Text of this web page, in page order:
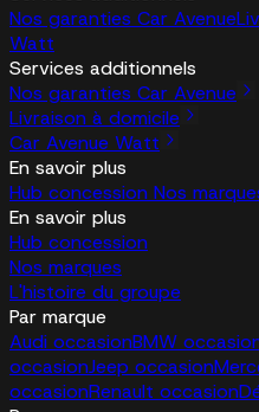
Nos garanties Car Avenue
Watt
Services additionnels
Nos garanties Car Avenue
Livraison à domicile
Car Avenue Watt
En savoir plus
Hub concession Nos
En savoir plus
Hub concession
Nos marques
L'histoire du groupe
Par marque
Audi occasionBMW
occasionJeep occasion
occasionRenault occasion